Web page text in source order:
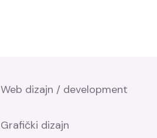
Web dizajn / development
Grafički dizajn